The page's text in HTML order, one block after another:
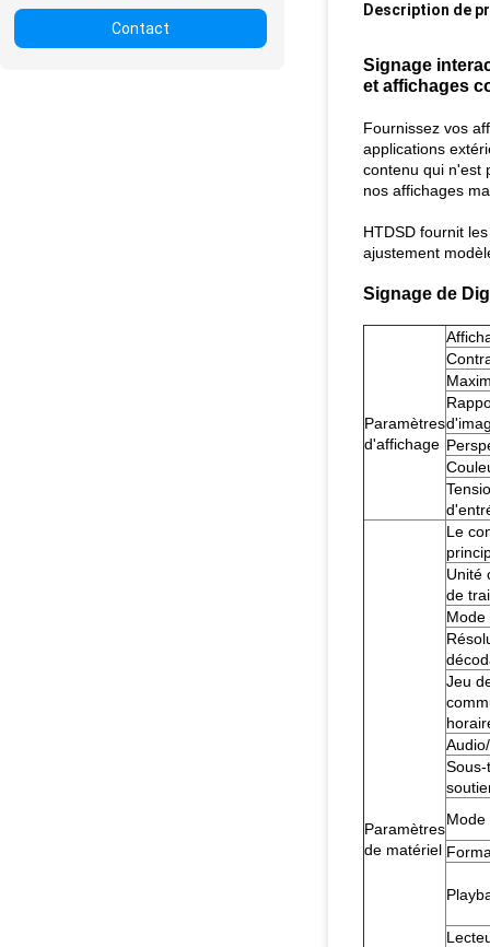
Contact
Description de
Signage
et affichages
Fournissez vos
applications
contenu qui n'est
nos affichages
HTDSD fournit
ajustement
Signage de
Paramètres
d'affichage
Paramètres
de matériel
Le
Unité
de
Mode
Jeu
Mode